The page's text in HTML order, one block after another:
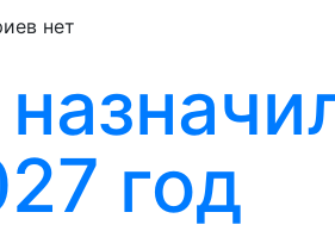
нет
год